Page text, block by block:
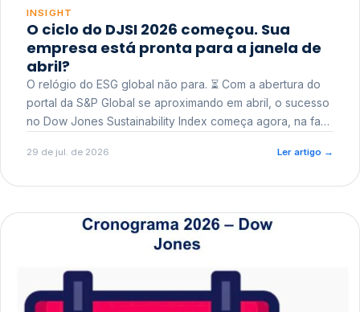
INSIGHT
O ciclo do DJSI 2026 começou. Sua
empresa está pronta para a janela de
abril?
O relógio do ESG global não para. ⏳ Com a abertura do
portal da S&P Global se aproximando em abril, o sucesso
no Dow Jones Sustainability Index começa agora, na fase
29 de jul. de 2026 Ler artigo →